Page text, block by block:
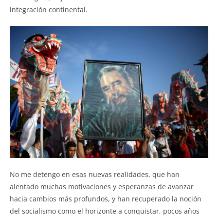
integración continental.
No me detengo en esas nuevas realidades, que han
alentado muchas motivaciones y esperanzas de avanzar
hacia cambios más profundos, y han recuperado la noción
del socialismo como el horizonte a conquistar, pocos años